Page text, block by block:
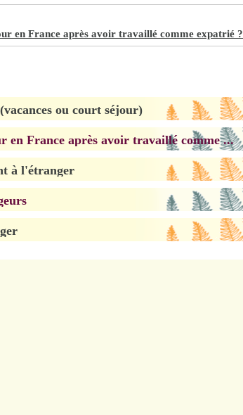
en France après avoir travaillé comme expatrié ?
ou court séjour)
en France après avoir travaillé comme ...
à l'étranger